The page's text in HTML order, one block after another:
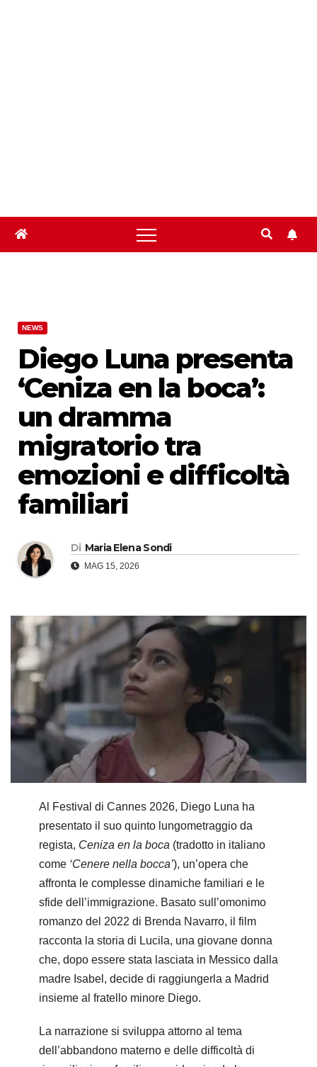
NEWS
Diego Luna presenta
‘Ceniza en la boca’:
un dramma
migratorio tra
emozioni e difficoltà
familiari
Di Maria Elena Sondi
MAG 15, 2026
Al Festival di Cannes 2026, Diego Luna ha
presentato il suo quinto lungometraggio da
regista, Ceniza en la boca (tradotto in italiano
come ‘Cenere nella bocca’), un’opera che
affronta le complesse dinamiche familiari e le
sfide dell’immigrazione. Basato sull’omonimo
romanzo del 2022 di Brenda Navarro, il film
racconta la storia di Lucila, una giovane donna
che, dopo essere stata lasciata in Messico dalla
madre Isabel, decide di raggiungerla a Madrid
insieme al fratello minore Diego.
La narrazione si sviluppa attorno al tema
dell’abbandono materno e delle difficoltà di